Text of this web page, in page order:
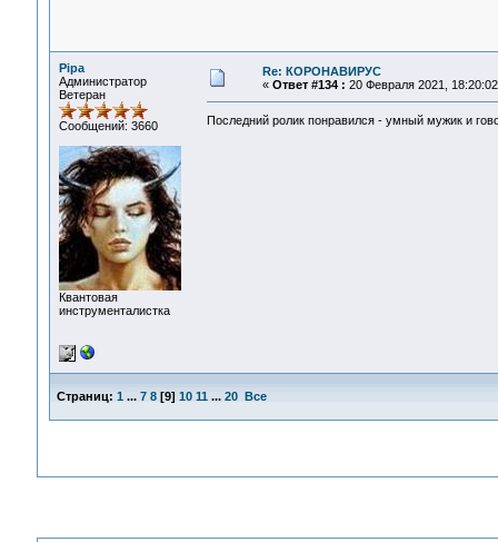
Pipa
Администратор
Ветеран
Сообщений: 3660
Квантовая
инструменталистка
Re: КОРОНАВИРУС
« Ответ #134 : 20 Февраля 2021,
Последний ролик понравился - умный мужик и
Страниц: 1 ... 7 8[9] 10 11 ... 20 Все